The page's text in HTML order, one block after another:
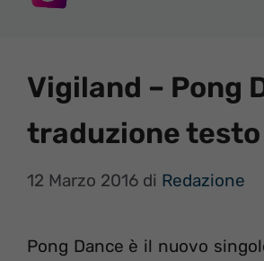
Vigiland – Pong
traduzione testo
12 Marzo 2016 di Redazione
Pong Dance è il nuovo